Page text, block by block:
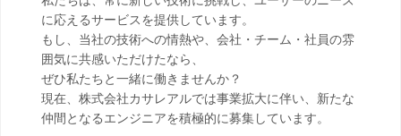
に応えるサービスを提供しています。
もし、当社の技術への情熱や、会社・チーム・社員の雰
囲気に共感いただけたなら、
ぜひ私たちと一緒に働きませんか？
現在、株式会社カサレアルでは事業拡大に伴い、新たな
仲間となるエンジニアを積極的に募集しています。